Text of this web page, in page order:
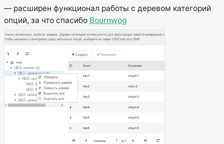
— расширен функционал работы с деревом категорий
опций, за что спасибо Bournwog